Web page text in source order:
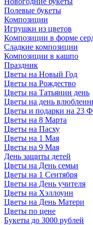
Полевые букеты
Композиции
Игрушки из цветов
Композиции в форме
Сладкие композиции
Композиции в кашпо
Праздник
Цветы на Новый Год
Цветы на Рождество
Цветы на Татьянин день
Цветы на день
Цветы и подарки на 23
Цветы на 8 Марта
Цветы на Пасху
Цветы на 1 Мая
Цветы на 9 Мая
День защиты детей
Цветы на День семьи
Цветы на 1 Сентября
Цветы на День учителя
Цветы на Хэллоуин
Цветы на День Матери
Цветы по цене
Букеты до 3000 рублей